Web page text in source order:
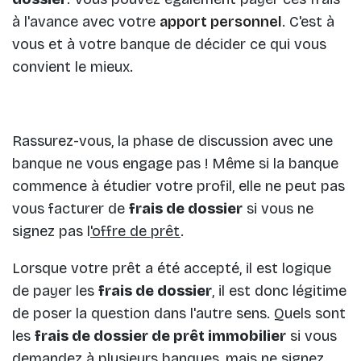
à l'avance avec votre apport personnel. C'est à
vous et à votre banque de décider ce qui vous
convient le mieux.
Rassurez-vous, la phase de discussion avec une
banque ne vous engage pas ! Même si la banque
commence à étudier votre profil, elle ne peut pas
vous facturer de frais de dossier si vous ne
signez pas l'offre de prêt.
Lorsque votre prêt a été accepté, il est logique
de payer les frais de dossier, il est donc légitime
de poser la question dans l'autre sens. Quels sont
les frais de dossier de prêt immobilier si vous